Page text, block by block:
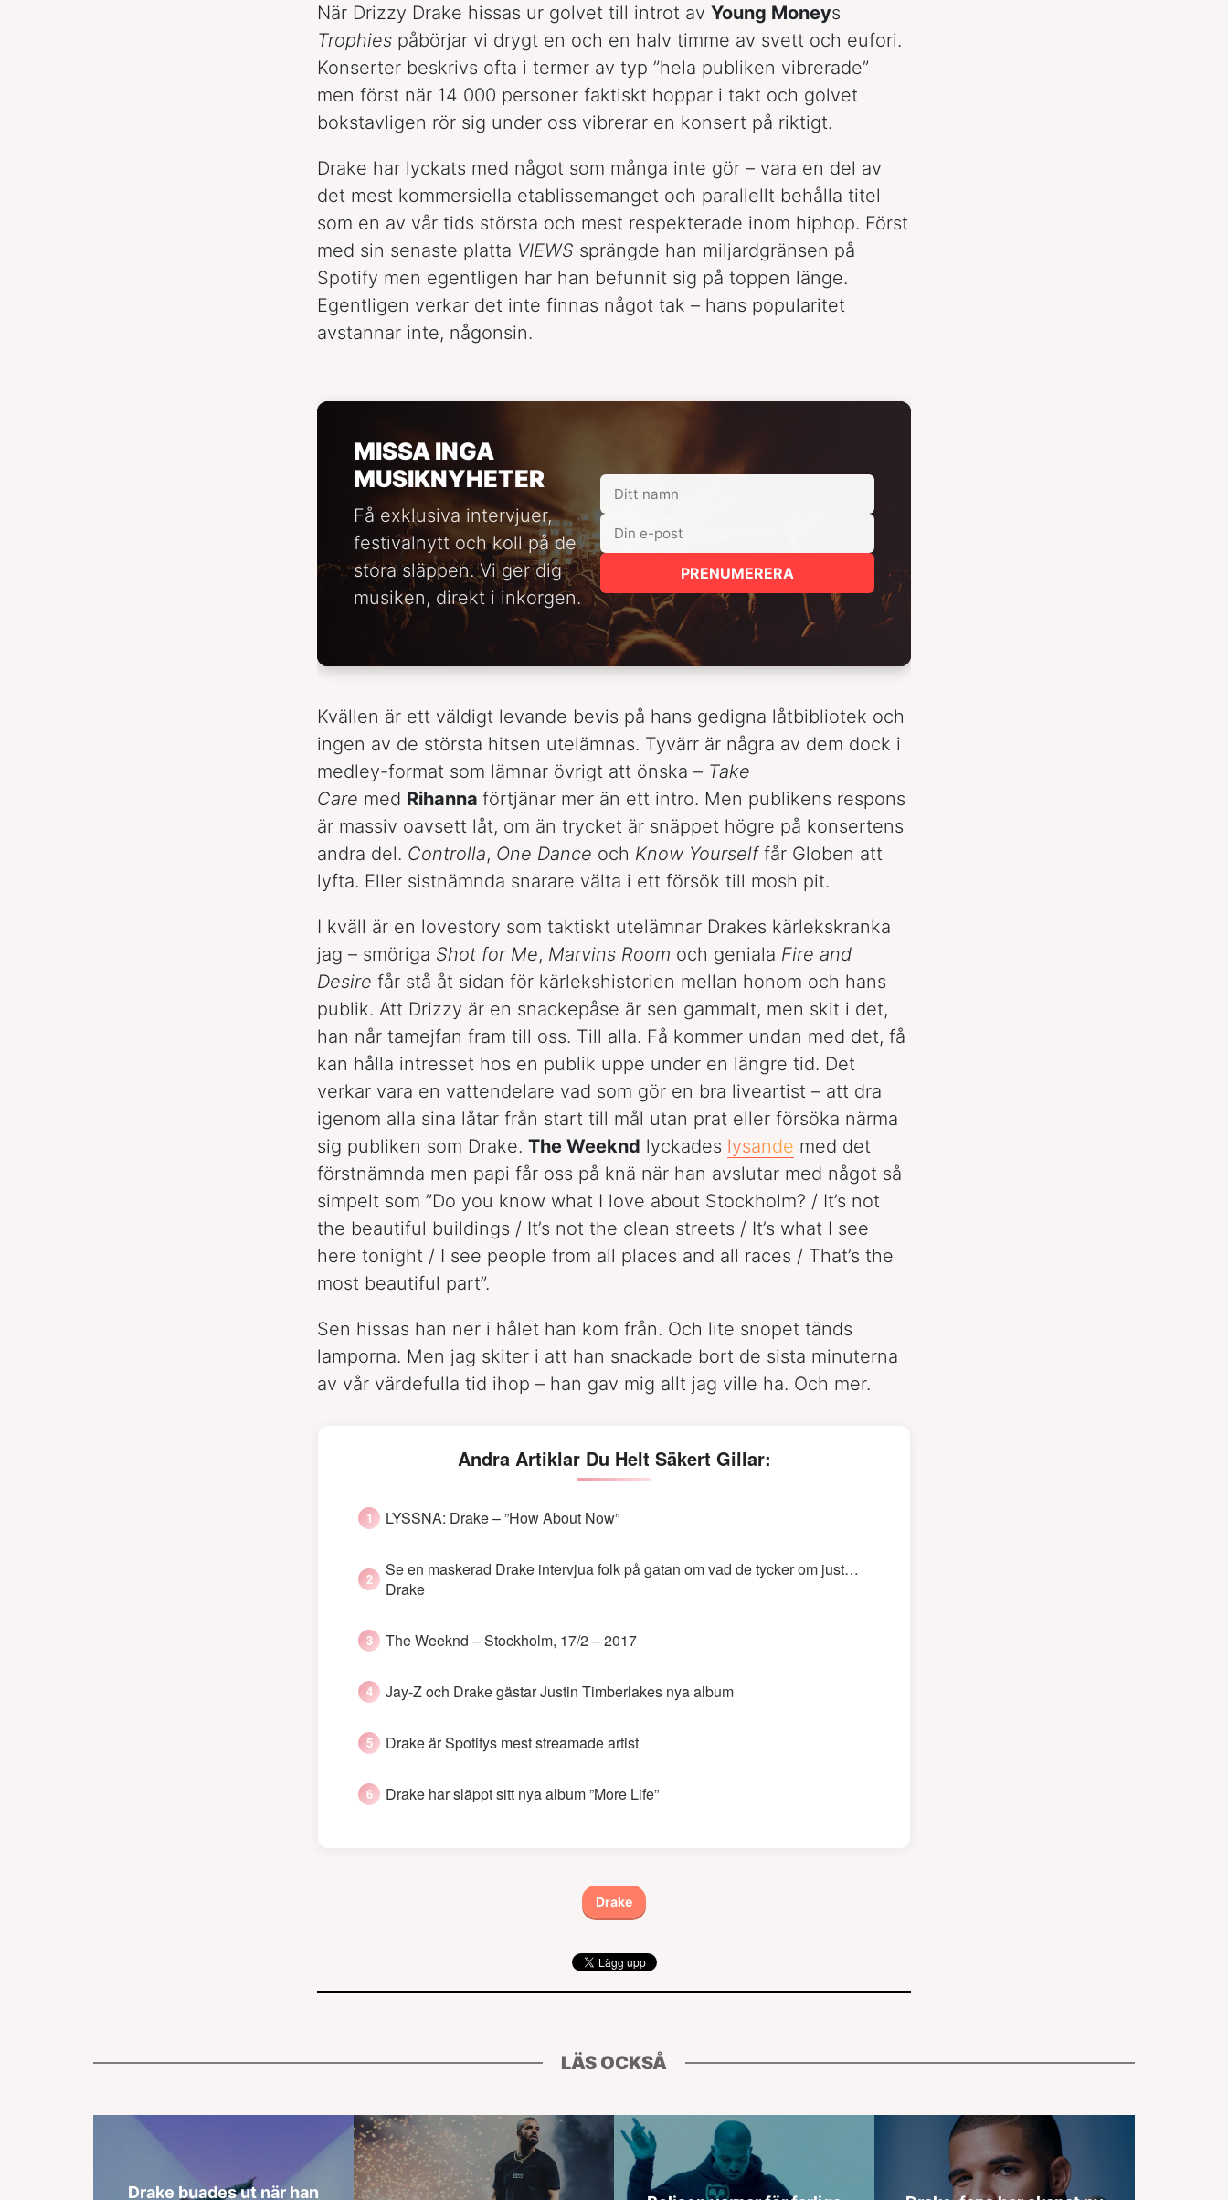
När Drizzy Drake hissas ur golvet till introt av Young Moneys
Trophies påbörjar vi drygt en och en halv timme av svett och eufori.
Konserter beskrivs ofta i termer av typ ”hela publiken vibrerade”
men först när 14 000 personer faktiskt hoppar i takt och golvet
bokstavligen rör sig under oss vibrerar en konsert på riktigt.
Drake har lyckats med något som många inte gör – vara en del av
det mest kommersiella etablissemanget och parallellt behålla titel
som en av vår tids största och mest respekterade inom hiphop. Först
med sin senaste platta VIEWS sprängde han miljardgränsen på
Spotify men egentligen har han befunnit sig på toppen länge.
Egentligen verkar det inte finnas något tak – hans popularitet
avstannar inte, någonsin.
MISSA INGA
MUSIKNYHETER
Få exklusiva intervjuer,
festivalnytt och koll på de
stora släppen. Vi ger dig
musiken, direkt i inkorgen.
PRENUMERERA
Kvällen är ett väldigt levande bevis på hans gedigna låtbibliotek och
ingen av de största hitsen utelämnas. Tyvärr är några av dem dock i
medley-format som lämnar övrigt att önska – Take
Care med Rihanna förtjänar mer än ett intro. Men publikens respons
är massiv oavsett låt, om än trycket är snäppet högre på konsertens
andra del. Controlla, One Dance och Know Yourselffår Globen att
lyfta. Eller sistnämnda snarare välta i ett försök till mosh pit.
I kväll är en lovestory som taktiskt utelämnar Drakes kärlekskranka
jag – smöriga Shot for Me, Marvins Room och geniala Fire and
Desire får stå åt sidan för kärlekshistorien mellan honom och hans
publik. Att Drizzy är en snackepåse är sen gammalt, men skit i det,
han når tamejfan fram till oss. Till alla. Få kommer undan med det, få
kan hålla intresset hos en publik uppe under en längre tid. Det
verkar vara en vattendelare vad som gör en bra liveartist – att dra
igenom alla sina låtar från start till mål utan prat eller försöka närma
sig publiken som Drake. The Weeknd lyckades lysande med det
förstnämnda men papi får oss på knä när han avslutar med något så
simpelt som ”Do you know what I love about Stockholm? / It’s not
the beautiful buildings / It’s not the clean streets / It’s what I see
here tonight / I see people from all places and all races / That’s the
most beautiful part”.
Sen hissas han ner i hålet han kom från. Och lite snopet tänds
lamporna. Men jag skiter i att han snackade bort de sista minuterna
av vår värdefulla tid ihop – han gav mig allt jag ville ha. Och mer.
Andra Artiklar Du Helt Säkert Gillar:
LYSSNA: Drake – ”How About Now”
Se en maskerad Drake intervjua folk på gatan om vad de tycker om just…
Drake
The Weeknd – Stockholm, 17/2 – 2017
Jay-Z och Drake gästar Justin Timberlakes nya album
Drake är Spotifys mest streamade artist
Drake har släppt sitt nya album ”More Life”
Drake
LÄS OCKSÅ
Drake buades ut när han